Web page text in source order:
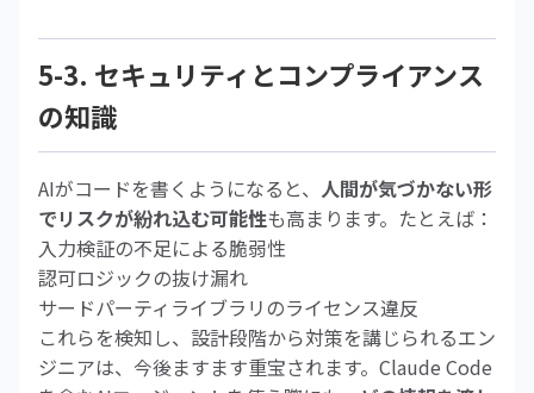
5-3. セキュリティとコンプライアンス
の知識
AIがコードを書くようになると、 人間が気づかない形
でリスクが紛れ込む可能性も高まります。たとえば：
入力検証の不足による脆弱性
認可ロジックの抜け漏れ
サードパーティライブラリのライセンス違反
これらを検知し、設計段階から対策を講じられるエン
ジニアは、今後ますます重宝されます。Claude Code